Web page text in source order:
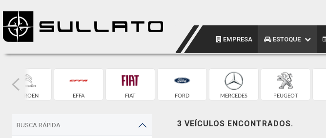
EMPRESA ESTOQUE
CITROEN EFFA FIAT FORD MERCEDES PEUGEOT
BUSCA RÁPIDA 3 VEÍCULOS ENCONTRADOS.